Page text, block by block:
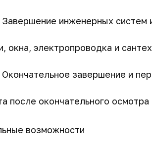
Завершение инженерных систем
окна, электропроводка и
Окончательное завершение и
после окончательного
возможности